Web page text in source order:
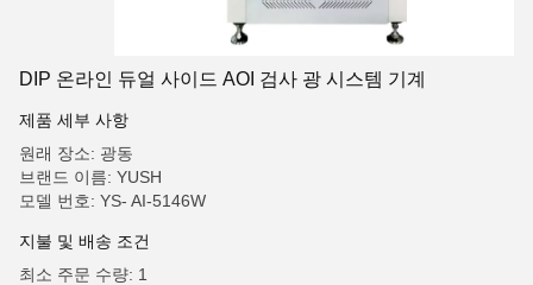
DIP 온라인 듀얼 사이드 AOI 검사 광 시스템 기계
제품 세부 사항
원래 장소: 광동
브랜드 이름: YUSH
모델 번호: YS- AI-5146W
지불 및 배송 조건
최소 주문 수량: 1